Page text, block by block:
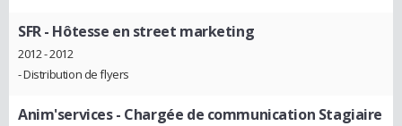
SFR- Hôtesse en street marketing
2012 - 2012
- Distribution de flyers
Anim'services- Chargée de communication Stagiaire